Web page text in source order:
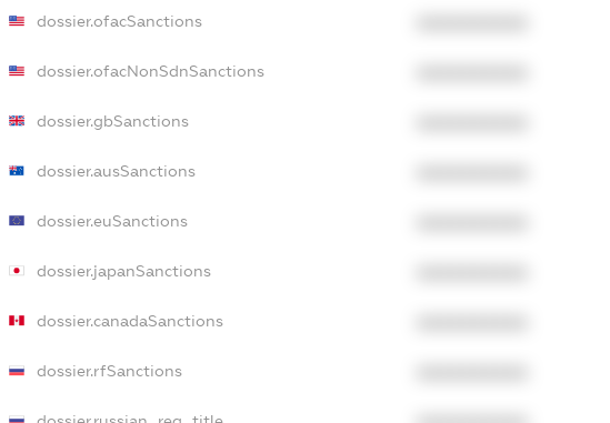
dossier.ofacSanctions
dossier.ofacNonSdnSanctions
dossier.gbSanctions
dossier.ausSanctions
dossier.euSanctions
dossier.japanSanctions
dossier.canadaSanctions
dossier.rfSanctions